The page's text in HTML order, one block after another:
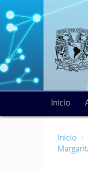
principal
Contenido
principal
Barra
lateral
Inicio
Inicio